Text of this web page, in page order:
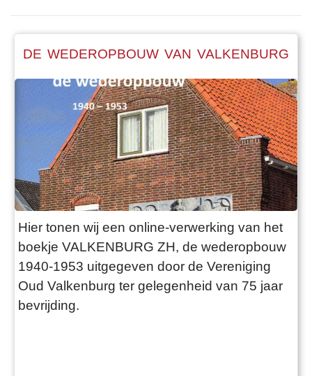
DE WEDEROPBOUW VAN VALKENBURG
Hier tonen wij een online-verwerking van het
boekje VALKENBURG ZH, de wederopbouw
1940-1953 uitgegeven door de Vereniging
Oud Valkenburg ter gelegenheid van 75 jaar
bevrijding.